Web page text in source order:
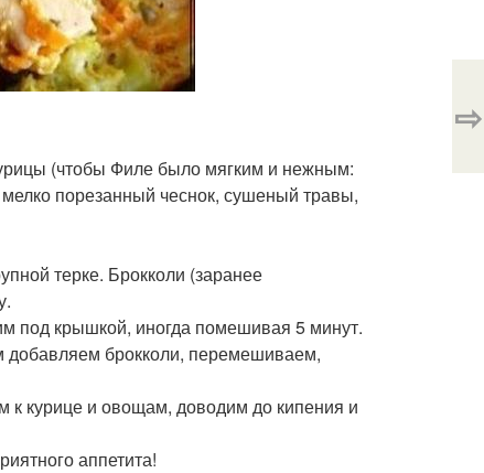
(чтобы Филе было мягким и нежным:
порезанный чеснок, сушеный травы,
терке. Брокколи (заранее
под крышкой, иногда помешивая 5 минут.
брокколи, перемешиваем,
курице и овощам, доводим до кипения и
аппетита!
⇨